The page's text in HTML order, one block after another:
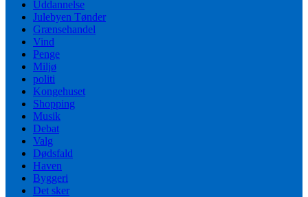
Uddannelse
Julebyen Tønder
Grænsehandel
Vind
Penge
Miljø
politi
Kongehuset
Shopping
Musik
Debat
Valg
Dødsfald
Haven
Byggeri
Det sker